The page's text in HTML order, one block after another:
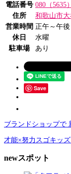
電話番号 080（5635
住所
和歌山市
営業時間 正午～午
休日
水曜
駐車場
あり
Save
ブランドショップで
才能×努力スゴキッ
newスポット